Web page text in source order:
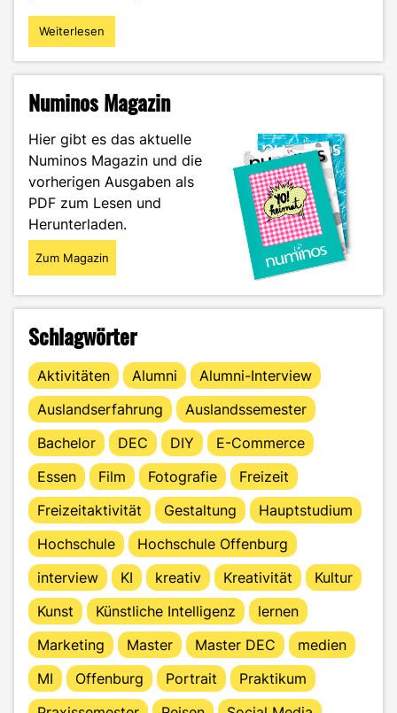
"Tatort
Social
6
Tipps,
um
Fake
News
zu
enttarnen"
Weiterlesen
Numinos Magazin
Hier gibt es das aktuelle
Numinos Magazin und die
vorherigen Ausgaben als
PDF zum Lesen und
Herunterladen.
Zum Magazin
Schlagwörter
Aktivitäten Alumni
Alumni-Interview
Auslandserfahrung
Auslandssemester
Bachelor
DEC DIY
E-Commerce
Essen
Film Fotografie
Freizeit
Freizeitaktivität
Gestaltung
Hauptstudium
Hochschule
Hochschule Offenburg
interview
KI kreativ Kreativität
Kultur
Kunst
Künstliche Intelligenz
lernen
Marketing
Master Master DEC
medien
MI
Offenburg Portrait
Praktikum